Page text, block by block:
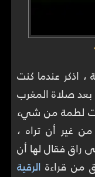
اذكر عندما كنت
صلاة المغرب
لطمة من شيء
غير أن تراه ،
راق فقال لها أن
من قراءة الرقية